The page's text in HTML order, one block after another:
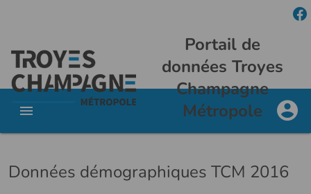
Portail de
données Troyes
Champagne
Métropole
Données démographiques TCM 2016